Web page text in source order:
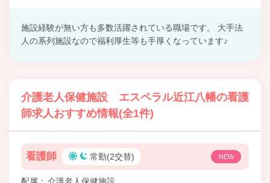
施設経験が無い方も多数活躍されている職場です。 大手法
人の系列施設なので福利厚生等も手厚くなっています♪
介護老人保健施設 エスペラル近江八幡の看護
師求人おすすめ情報(全1件)
看護師 常勤(2交替) NEW
配属 介護老人保健施設